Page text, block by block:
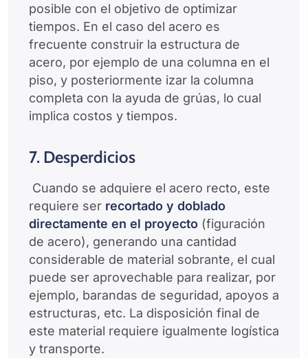
posible con el objetivo de optimizar
tiempos. En el caso del acero es
frecuente construir la estructura de
acero, por ejemplo de una columna en el
piso, y posteriormente izar la columna
completa con la ayuda de grúas, lo cual
implica costos y tiempos.
7. Desperdicios
Cuando se adquiere el acero recto, este
requiere ser recortado y doblado
directamente en el proyecto (figuración
de acero), generando una cantidad
considerable de material sobrante, el cual
puede ser aprovechable para realizar, por
ejemplo, barandas de seguridad, apoyos a
estructuras, etc. La disposición final de
este material requiere igualmente logística
y transporte.